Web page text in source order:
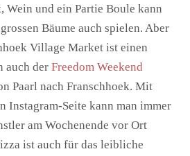
Wein und ein Partie Boule kann
Bäume auch spielen. Aber
Village Market ist einen
auch der Freedom Weekend
Paarl nach Franschhoek. Mit
Instagram-Seite kann man immer
am Wochenende vor Ort
ist auch für das leibliche